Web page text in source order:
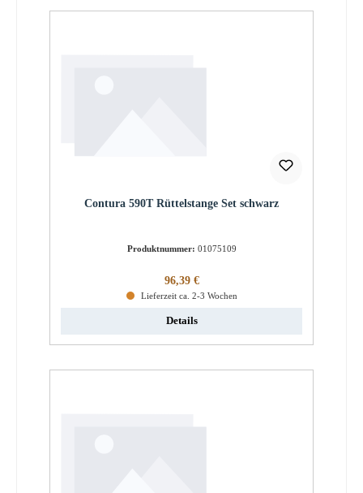
Contura 590T Rüttelstange Set schwarz
Produktnummer: 01075109
Regulärer Preis:
96,39 €
Lieferzeit ca. 2-3 Wochen
Details